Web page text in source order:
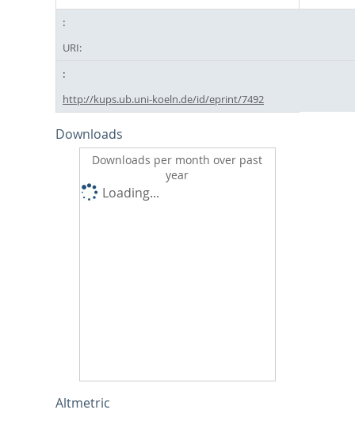
URI:
http://kups.ub.uni-koeln.de/id/eprint/7492
Downloads
Downloads per month over past
year
Loading...
Altmetric